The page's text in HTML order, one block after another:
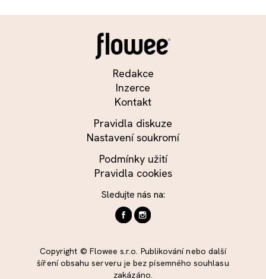
Redakce
Inzerce
Kontakt
Pravidla diskuze
Nastavení soukromí
Podmínky užití
Pravidla cookies
Sledujte nás na:
Copyright © Flowee s.r.o. Publikování nebo další
šíření obsahu serveru je bez písemného souhlasu
zakázáno.